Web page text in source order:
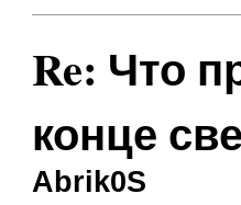
Re: Что
конце
Abrik0S